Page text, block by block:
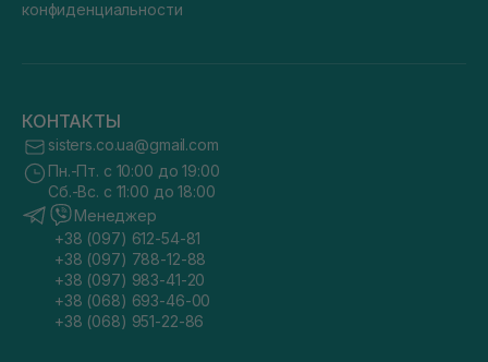
конфиденциальности
КОНТАКТЫ
sisters.co.ua@gmail.com
Пн.-Пт. с 10:00 до 19:00
Сб.-Вс. с 11:00 до 18:00
Менеджер
+38 (097) 612-54-81
+38 (097) 788-12-88
+38 (097) 983-41-20
+38 (068) 693-46-00
+38 (068) 951-22-86